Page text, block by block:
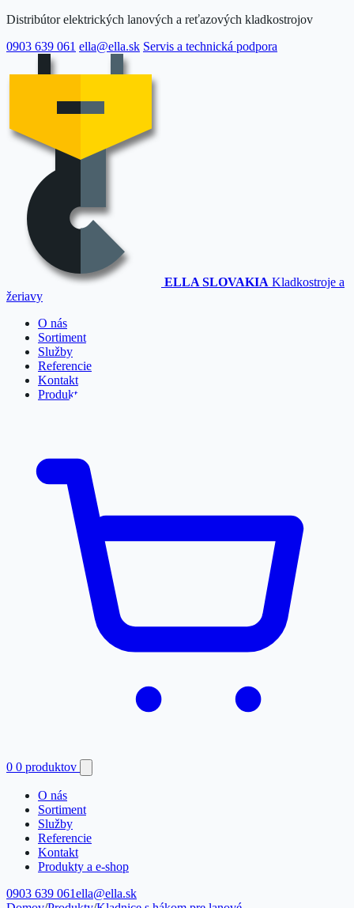
Distribútor elektrických lanových a reťazových kladkostrojov
0903 639 061 ella@ella.sk Servis a technická podpora
ELLA SLOVAKIA Kladkostroje a
žeriavy
O nás
Sortiment
Služby
Referencie
Kontakt
Produkty
0 0 produktov
O nás
Sortiment
Služby
Referencie
Kontakt
Produkty a e-shop
0903 639 061ella@ella.sk